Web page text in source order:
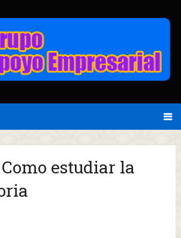
Como estudiar la